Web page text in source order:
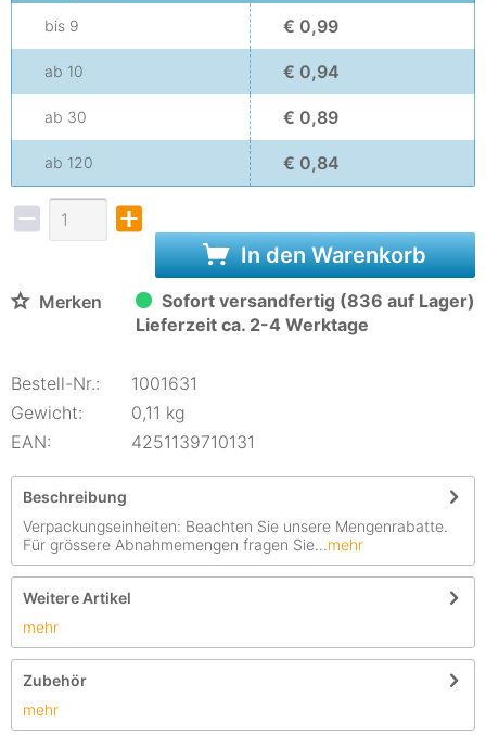
bis 9 € 0,99
ab 10 € 0,94
ab 30 € 0,89
ab 120 € 0,84
In den Warenkorb
Merken
Sofort versandfertig (836 auf Lager)
Lieferzeit ca. 2-4 Werktage
Bestell-Nr.:
1001631
Gewicht:
0,11 kg
EAN:
4251139710131
Beschreibung
Verpackungseinheiten: Beachten Sie unsere Mengenrabatte.
Für grössere Abnahmemengen fragen Sie...mehr
Weitere Artikel
mehr
Zubehör
mehr